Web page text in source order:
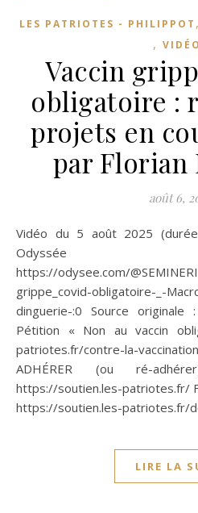
LES PATRIOTES - PHILIPPOT ,
,
Vaccin
obligatoire :
projets en
par
août 6,
Vidéo du 5 août 2025 (durée 13 min) : Source vidéo
https://odysee.com/
grippe_covid-obligatoire-_-
dinguerie-:0 Source
Pétition « Non au vaccin
patriotes.fr/contre-la-
ADHÉRER (ou ré-
https://soutien.les-patriotes.fr/
https://soutien.les-patriotes.fr/
LIRE LA